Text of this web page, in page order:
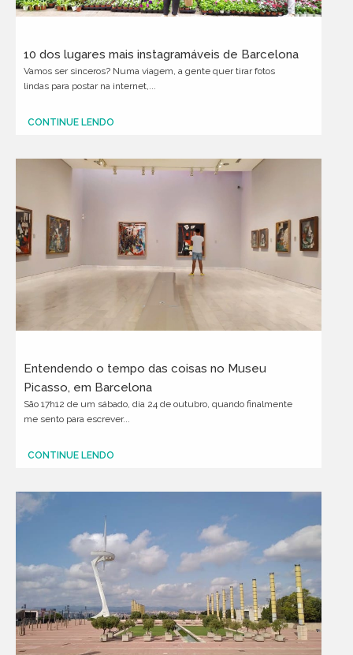
10 dos lugares mais instagramáveis de Barcelona
Vamos ser sinceros? Numa viagem, a gente quer tirar fotos
lindas para postar na internet,...
CONTINUE LENDO
Entendendo o tempo das coisas no Museu
Picasso, em Barcelona
São 17h12 de um sábado, dia 24 de outubro, quando finalmente
me sento para escrever...
CONTINUE LENDO